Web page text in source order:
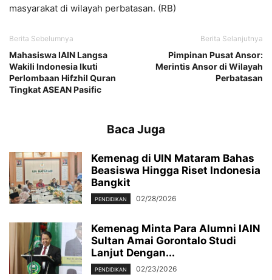
masyarakat di wilayah perbatasan. (RB)
Berita Sebelumnya
Mahasiswa IAIN Langsa
Wakili Indonesia Ikuti
Perlombaan Hifzhil Quran
Tingkat ASEAN Pasific
Berita Selanjutnya
Pimpinan Pusat Ansor:
Merintis Ansor di Wilayah
Perbatasan
Baca Juga
Kemenag di UIN Mataram Bahas
Beasiswa Hingga Riset Indonesia
Bangkit
PENDIDIKAN 02/28/2026
Kemenag Minta Para Alumni IAIN
Sultan Amai Gorontalo Studi
Lanjut Dengan...
PENDIDIKAN 02/23/2026